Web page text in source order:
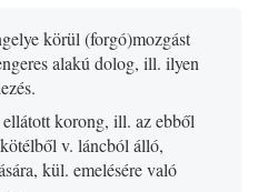
körül (forgó)mozgást
alakú dolog, ill. ilyen
korong, ill. az ebből
v. láncból álló,
kül. emelésére való